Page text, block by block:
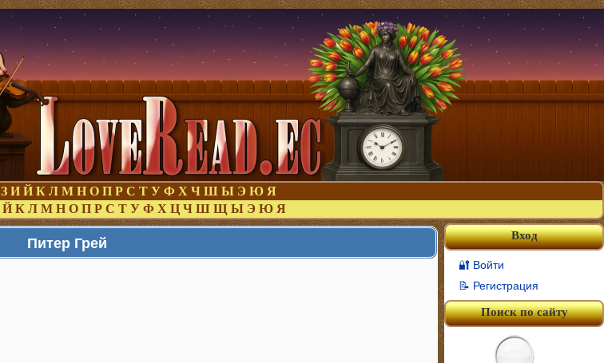
З И Й К Л М Н О П Р С Т У Ф Х Ч Ш Ы Э Ю Я
Й К Л М Н О П Р С Т У Ф Х Ц Ч Ш Щ Ы Э Ю Я
Питер Грей Вход
🔐 Войти
📝 Регистрация
Поиск по сайту